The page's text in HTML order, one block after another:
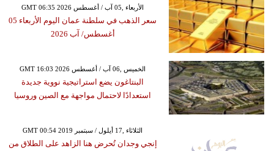
GMT 06:35 2026 الأربعاء ,05 آب / أغسطس
سعر الذهب في سلطنة عمان اليوم الأربعاء 05
أغسطس/ آب 2026
GMT 16:03 2026 الخميس ,06 آب / أغسطس
البنتاغون يضع استراتيجية نووية جديدة
استعدادًا لاحتمال مواجهة مع الصين وروسيا
GMT 00:54 2019 الثلاثاء ,17 أيلول / سبتمبر
إنجي وجدان تُحرض هنا الزاهد على الطلاق من